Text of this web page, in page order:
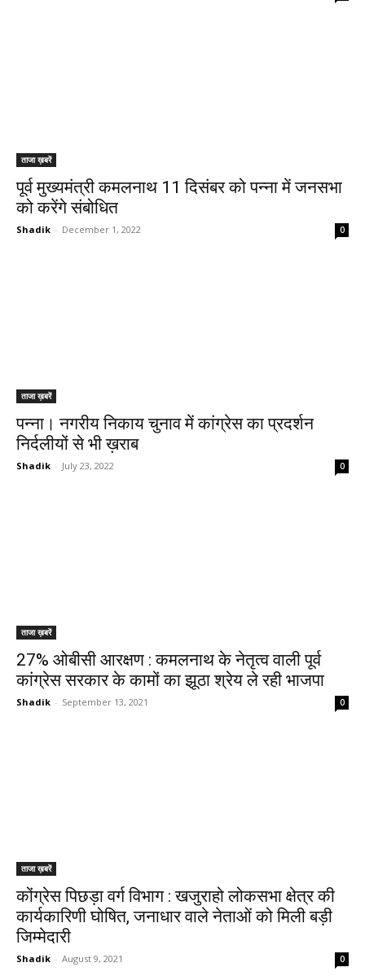
ताजा ख़बरें
पूर्व मुख्यमंत्री कमलनाथ 11 दिसंबर को पन्ना में जनसभा
को करेंगे संबोधित
Shadik - December 1, 2022 0
ताजा ख़बरें
पन्ना। नगरीय निकाय चुनाव में कांग्रेस का प्रदर्शन
निर्दलीयों से भी ख़राब
Shadik - July 23, 2022 0
ताजा ख़बरें
27% ओबीसी आरक्षण : कमलनाथ के नेतृत्व वाली पूर्व
कांग्रेस सरकार के कामों का झूठा श्रेय ले रही भाजपा
Shadik - September 13, 2021 0
ताजा ख़बरें
कोंग्रेस पिछड़ा वर्ग विभाग : खजुराहो लोकसभा क्षेत्र की
कार्यकारिणी घोषित, जनाधार वाले नेताओं को मिली बड़ी
जिम्मेदारी
Shadik - August 9, 2021 0